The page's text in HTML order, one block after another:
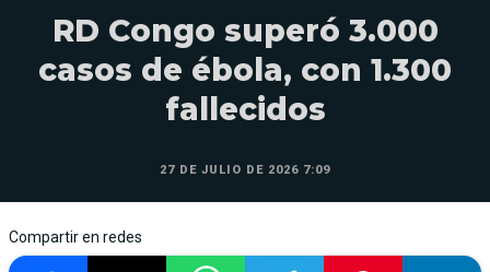
RD Congo superó 3.000
casos de ébola, con 1.300
fallecidos
27 DE JULIO DE 2026 7:09
Compartir en redes